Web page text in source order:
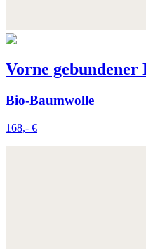
Vorne gebundener
Bio-Baumwolle
168,- €